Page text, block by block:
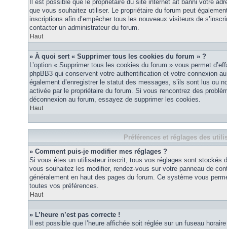
Il est possible que le propriétaire du site internet ait banni votre
que vous souhaitez utiliser. Le propriétaire du forum peut
inscriptions afin d’empêcher tous les nouveaux visiteurs de
contacter un administrateur du forum.
Haut
» À quoi sert « Supprimer tous les cookies du forum » ?
L’option « Supprimer tous les cookies du forum » vous permet
phpBB3 qui conservent votre authentification et votre connexion
également d’enregistrer le statut des messages, s’ils sont lus ou
activée par le propriétaire du forum. Si vous rencontrez des
déconnexion au forum, essayez de supprimer les cookies.
Haut
Préférences et réglages des
» Comment puis-je modifier mes réglages ?
Si vous êtes un utilisateur inscrit, tous vos réglages sont stockés
vous souhaitez les modifier, rendez-vous sur votre panneau de
généralement en haut des pages du forum. Ce système vous
toutes vos préférences.
Haut
» L’heure n’est pas correcte !
Il est possible que l’heure affichée soit réglée sur un fuseau